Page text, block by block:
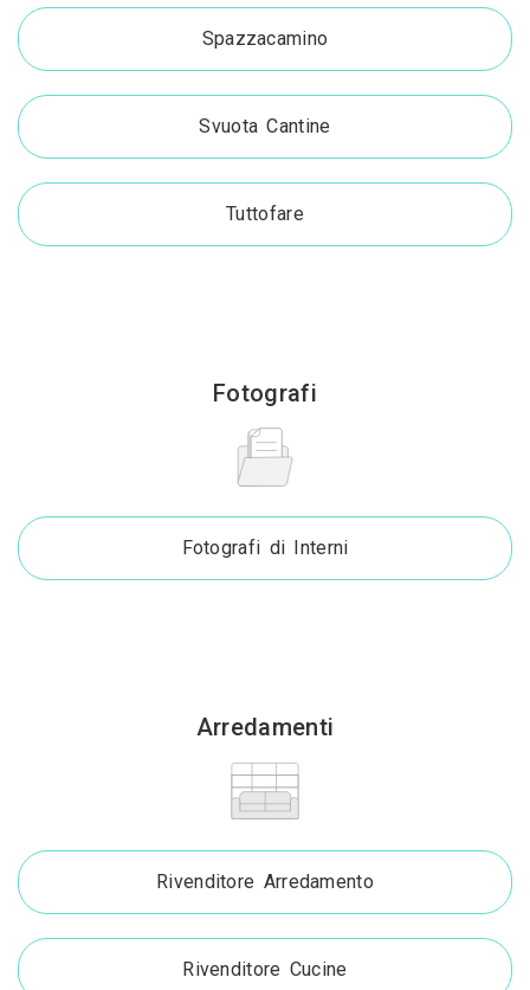
Spazzacamino
Svuota Cantine
Tuttofare
Fotografi
Fotografi di Interni
Arredamenti
Rivenditore Arredamento
Rivenditore Cucine